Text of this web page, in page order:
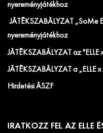
nyereményjátékhoz
JÁTÉKSZABÁLYZAT „SoMe
nyereményjátékhoz
JÁTÉKSZABÁLYZAT az "ELLE
JÁTÉKSZABÁLYZAT a „ELLE
Hirdetési ÁSZF
IRATKOZZ FEL AZ ELLE